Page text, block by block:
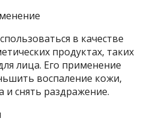
в качестве
продуктах, таких
лица. Его применение
воспаление кожи,
и снять раздражение.